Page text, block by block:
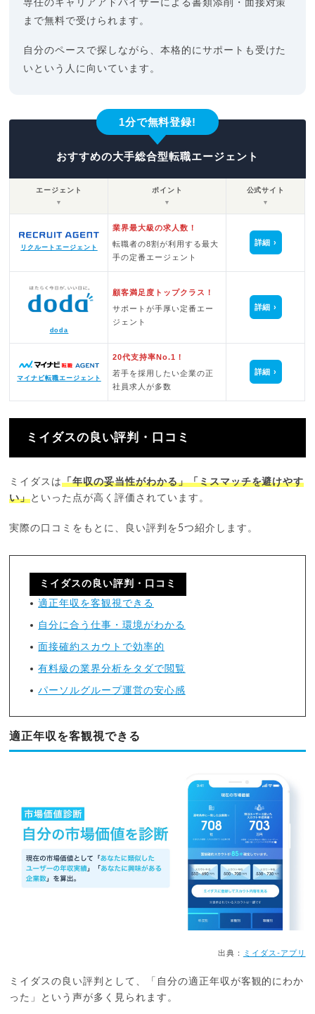
専任のキャリアアドバイザーによる書類添削・面接対策
まで無料で受けられます。
自分のペースで探しながら、本格的にサポートも受けた
いという人に向いています。
1分で無料登録!
おすすめの大手総合型転職エージェント
エージェント
▼
ポイント
▼
公式サイト
▼
リクルートエージェント
業界最大級の求人数！
転職者の8割が利用する最大
手の定番エージェント
詳細
doda
顧客満足度トップクラス！
サポートが手厚い定番エー
ジェント
詳細
マイナビ転職エージェント
20代支持率No.1！
若手を採用したい企業の正
社員求人が多数
詳細
ミイダスの良い評判・口コミ
ミイダスは「年収の妥当性がわかる」「ミスマッチを避けやす
い」といった点が高く評価されています。
実際の口コミをもとに、良い評判を5つ紹介します。
ミイダスの良い評判・口コミ
適正年収を客観視できる
自分に合う仕事・環境がわかる
面接確約スカウトで効率的
有料級の業界分析をタダで閲覧
パーソルグループ運営の安心感
適正年収を客観視できる
出典： ミイダス-アプリ
ミイダスの良い評判として、「自分の適正年収が客観的にわか
った」という声が多く見られます。